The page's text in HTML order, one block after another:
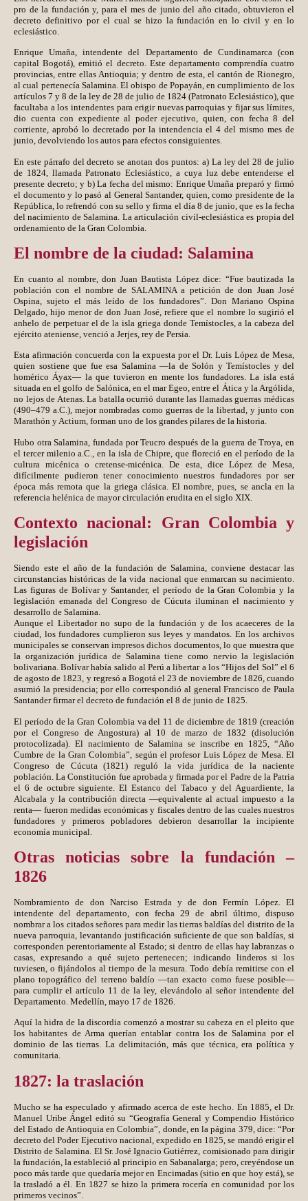
pro de la fundación y, para el mes de junio del año citado, obtuvieron el
decreto definitivo por el cual se hizo la fundación en lo civil y en lo
eclesiástico.
Enrique Umaña, intendente del Departamento de Cundinamarca (con
capital Bogotá), emitió el decreto. Este departamento comprendía cuatro
provincias, entre ellas Antioquia; y dentro de esta, el cantón de Rionegro,
al cual pertenecía Salamina. El obispo de Popayán, en cumplimiento de los
artículos 7 y 8 de la ley de 28 de julio de 1824 (Patronato Eclesiástico), que
facultaba a los intendentes para erigir nuevas parroquias y fijar sus límites,
dio cuenta con expediente al poder ejecutivo, quien, con fecha 8 del
corriente, aprobó lo decretado por la intendencia el 4 del mismo mes de
junio, devolviendo los autos para efectos consiguientes.
En este párrafo del decreto se anotan dos puntos: a) La ley del 28 de julio
de 1824, llamada Patronato Eclesiástico, a cuya luz debe entenderse el
presente decreto; y b) La fecha del mismo: Enrique Umaña preparó y firmó
el documento y lo pasó al General Santander, quien, como presidente de la
República, lo refrendó con su sello y firma el día 8 de junio, que es la fecha
del nacimiento de Salamina. La articulación civil-eclesiástica es propia del
ordenamiento de la Gran Colombia.
El nombre de la ciudad: Salamina
En cuanto al nombre, don Juan Bautista López dice: “Fue bautizada la
población con el nombre de SALAMINA a petición de don Juan José
Ospina, sujeto el más leído de los fundadores”. Don Mariano Ospina
Delgado, hijo menor de don Juan José, refiere que el nombre lo sugirió el
anhelo de perpetuar el de la isla griega donde Temístocles, a la cabeza del
ejército ateniense, venció a Jerjes, rey de Persia.
Esta afirmación concuerda con la expuesta por el Dr. Luis López de Mesa,
quien sostiene que fue esa Salamina —la de Solón y Temístocles y del
homérico Áyax— la que tuvieron en mente los fundadores. La isla está
situada en el golfo de Salónica, en el mar Egeo, entre el Ática y la Argólida,
no lejos de Atenas. La batalla ocurrió durante las llamadas guerras médicas
(490–479 a.C.), mejor nombradas como guerras de la libertad, y junto con
Marathón y Actium, forman uno de los grandes pilares de la historia.
Hubo otra Salamina, fundada por Teucro después de la guerra de Troya, en
el tercer milenio a.C., en la isla de Chipre, que floreció en el período de la
cultura micénica o cretense-micénica. De esta, dice López de Mesa,
difícilmente pudieron tener conocimiento nuestros fundadores por ser
época más remota que la griega clásica. El nombre, pues, se ancla en la
referencia helénica de mayor circulación erudita en el siglo XIX.
Contexto nacional: Gran Colombia y
legislación
Siendo este el año de la fundación de Salamina, conviene destacar las
circunstancias históricas de la vida nacional que enmarcan su nacimiento.
Las figuras de Bolívar y Santander, el período de la Gran Colombia y la
legislación emanada del Congreso de Cúcuta iluminan el nacimiento y
desarrollo de Salamina.
Aunque el Libertador no supo de la fundación y de los acaeceres de la
ciudad, los fundadores cumplieron sus leyes y mandatos. En los archivos
municipales se conservan impresos dichos documentos, lo que muestra que
la organización jurídica de Salamina tiene como nervio la legislación
bolivariana. Bolívar había salido al Perú a libertar a los “Hijos del Sol” el 6
de agosto de 1823, y regresó a Bogotá el 23 de noviembre de 1826, cuando
asumió la presidencia; por ello correspondió al general Francisco de Paula
Santander firmar el decreto de fundación el 8 de junio de 1825.
El período de la Gran Colombia va del 11 de diciembre de 1819 (creación
por el Congreso de Angostura) al 10 de marzo de 1832 (disolución
protocolizada). El nacimiento de Salamina se inscribe en 1825, “Año
Cumbre de la Gran Colombia”, según el profesor Luis López de Mesa. El
Congreso de Cúcuta (1821) reguló la vida jurídica de la naciente
población. La Constitución fue aprobada y firmada por el Padre de la Patria
el 6 de octubre siguiente. El Estanco del Tabaco y del Aguardiente, la
Alcabala y la contribución directa —equivalente al actual impuesto a la
renta— fueron medidas económicas y fiscales dentro de las cuales nuestros
fundadores y primeros pobladores debieron desarrollar la incipiente
economía municipal.
Otras noticias sobre la fundación –
1826
Nombramiento de don Narciso Estrada y de don Fermín López. El
intendente del departamento, con fecha 29 de abril último, dispuso
nombrar a los citados señores para medir las tierras baldías del distrito de la
nueva parroquia, levantando justificación suficiente de que son baldías, si
corresponden perentoriamente al Estado; si dentro de ellas hay labranzas o
casas, expresando a qué sujeto pertenecen; indicando linderos si los
tuviesen, o fijándolos al tiempo de la mesura. Todo debía remitirse con el
plano topográfico del terreno baldío —tan exacto como fuese posible—
para cumplir el artículo 11 de la ley, elevándolo al señor intendente del
Departamento. Medellín, mayo 17 de 1826.
Aquí la hidra de la discordia comenzó a mostrar su cabeza en el pleito que
los habitantes de Arma querían entablar contra los de Salamina por el
dominio de las tierras. La delimitación, más que técnica, era política y
comunitaria.
1827: la traslación
Mucho se ha especulado y afirmado acerca de este hecho. En 1885, el Dr.
Manuel Uribe Ángel editó su “Geografía General y Compendio Histórico
del Estado de Antioquia en Colombia”, donde, en la página 379, dice: “Por
decreto del Poder Ejecutivo nacional, expedido en 1825, se mandó erigir el
Distrito de Salamina. El Sr. José Ignacio Gutiérrez, comisionado para dirigir
la fundación, la estableció al principio en Sabanalarga; pero, creyéndose un
poco más tarde que quedaría mejor en Encimadas (sitio en que hoy está), se
la trasladó a él. En 1827 se hizo la primera rocería en comunidad por los
primeros vecinos”.